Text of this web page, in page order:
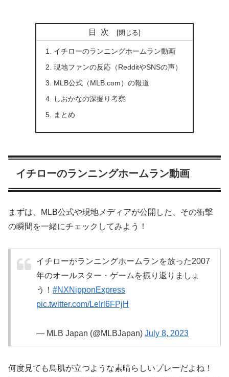
目次
イチローのランニングホームラン動画
現地ファンの反応（RedditやSNSの声）
MLB公式（MLB.com）の報道
しおかなの深掘り考察
まとめ
イチローのランニングホームラン動画
まずは、MLB公式や現地メディアが公開した、その衝撃
の瞬間を一緒にチェックしてみよう！
イチローがランニングホームランを放った2007
年のオールスター・ゲームを振り返りましょ
う！ #NXNipponExpress
pic.twitter.com/LeIrl6FPjH
— MLB Japan (@MLBJapan) July 8, 2023
何度見ても鳥肌が立つような素晴らしいプレーだよね！